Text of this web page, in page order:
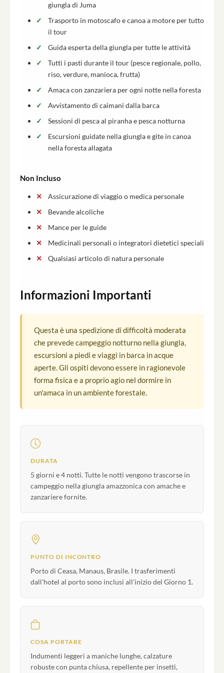
giungla di Juma
Trasporto in motoscafo e canoa a motore per tutto
il tour
Guida esperta della giungla per tutte le attività
Tutti i pasti durante il tour (pesce regionale, pollo,
riso, verdure, manioca, frutta)
Amaca con zanzariera per ogni notte nella foresta
Avvistamento di caimani dalla barca
Sessioni di pesca al piranha e pesca notturna
Escursioni guidate nella giungla e gite in canoa
nella foresta allagata
Non Incluso
Assicurazione di viaggio o medica personale
Bevande alcoliche
Mance per le guide
Medicinali personali o integratori dietetici speciali
Qualsiasi articolo di natura personale
Informazioni Importanti
Questa è una spedizione di difficoltà moderata
che prevede campeggio notturno nella giungla,
escursioni a piedi e viaggi in barca in acque
aperte. Gli ospiti devono essere in ragionevole
forma fisica e a proprio agio nel dormire in
un'amaca in un ambiente forestale.
DURATA
5 giorni e 4 notti. Tutte le notti vengono trascorse in
campeggio nella giungla amazzonica con amache e
zanzariere fornite.
PUNTO DI INCONTRO
Porto di Ceasa, Manaus, Brasile. I trasferimenti
dall'hotel al porto sono inclusi all'inizio del Giorno 1.
COSA PORTARE
Indumenti leggeri a maniche lunghe, calzature
robuste con punta chiusa, repellente per insetti,